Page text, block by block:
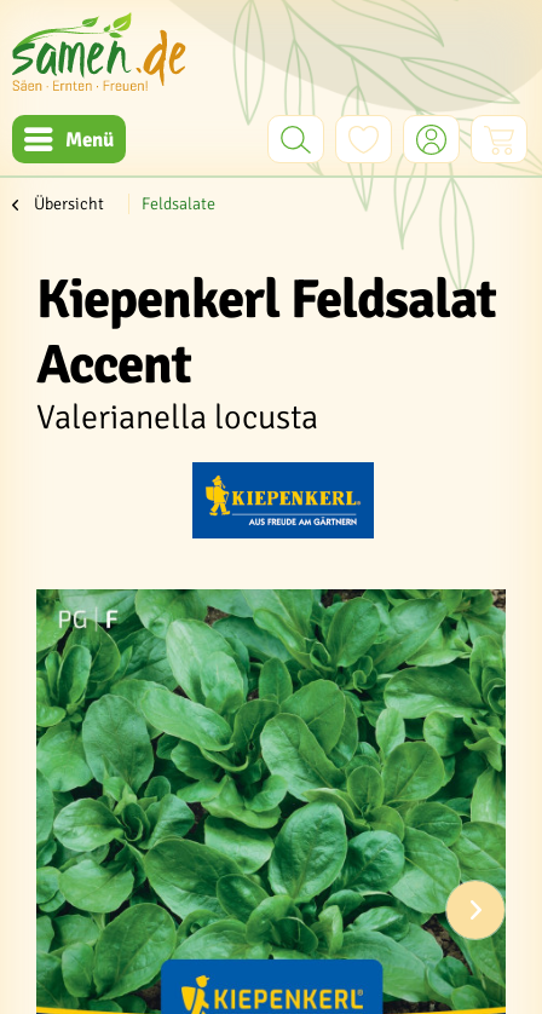
Menü
Übersicht Feldsalate
Kiepenkerl Feldsalat
Accent
Valerianella locusta